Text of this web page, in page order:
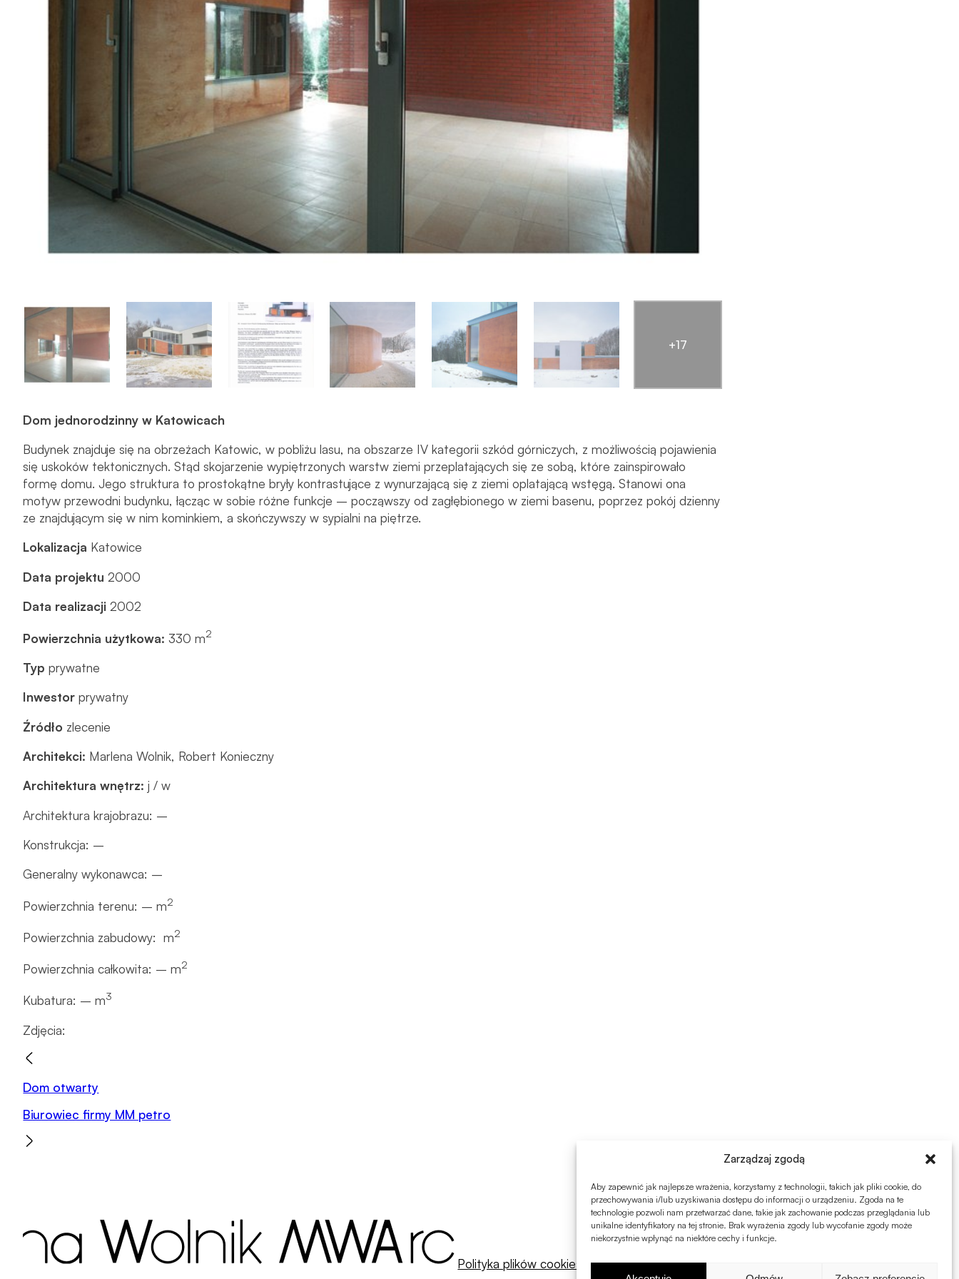
Zarządzaj zgodą
Aby zapewnić jak najlepsze wrażenia, korzystamy z technologii, takich jak pliki cookie, do
przechowywania i/lub uzyskiwania dostępu do informacji o urządzeniu. Zgoda na te
technologie pozwoli nam przetwarzać dane, takie jak zachowanie podczas przeglądania lub
unikalne identyfikatory na tej stronie. Brak wyrażenia zgody lub wycofanie zgody może
niekorzystnie wpłynąć na niektóre cechy i funkcje.
+17
Dom jednorodzinny w Katowicach
Budynek znajduje się na obrzeżach Katowic, w pobliżu lasu, na obszarze IV kategorii szkód górniczych, z możliwością pojawienia
się uskoków tektonicznych. Stąd skojarzenie wypiętrzonych warstw ziemi przeplatających się ze sobą, które zainspirowało
formę domu. Jego struktura to prostokątne bryły kontrastujące z wynurzającą się z ziemi oplatającą wstęgą. Stanowi ona
motyw przewodni budynku, łącząc w sobie różne funkcje – począwszy od zagłębionego w ziemi basenu, poprzez pokój dzienny
ze znajdującym się w nim kominkiem, a skończywszy w sypialni na piętrze.
Lokalizacja Katowice
Data projektu 2000
Data realizacji 2002
Powierzchnia użytkowa: 330 m2
Typprywatne
Inwestor prywatny
Źródło zlecenie
Architekci: Marlena Wolnik, Robert Konieczny
Architektura wnętrz: j / w
Architektura krajobrazu: –
Konstrukcja: –
Generalny wykonawca: –
Powierzchnia terenu: – m2
Powierzchnia zabudowy: m2
Powierzchnia całkowita: – m2
Kubatura: – m3
Zdjęcia:
Dom otwarty
Biurowiec firmy MM petro
Polityka plików cookies